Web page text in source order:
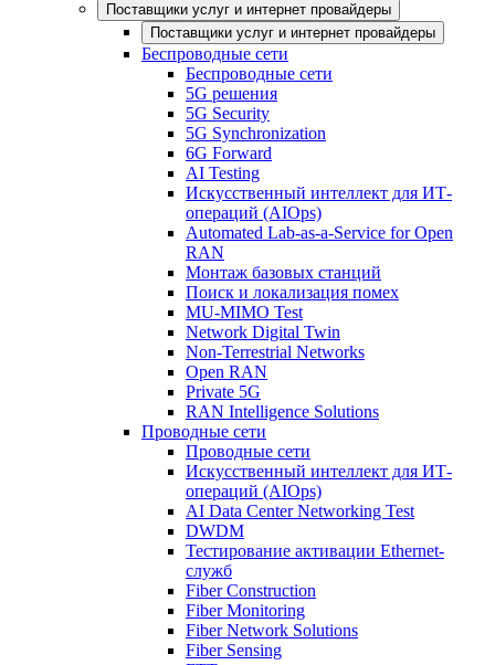
Поставщики услуг и интернет провайдеры
Поставщики услуг и интернет провайдеры
Беспроводные сети
Беспроводные сети
5G решения
5G Security
5G Synchronization
6G Forward
AI Testing
Искусственный интеллект для ИТ-
операций (AIOps)
Automated Lab-as-a-Service for Open
RAN
Монтаж базовых станций
Поиск и локализация помех
MU-MIMO Test
Network Digital Twin
Non-Terrestrial Networks
Open RAN
Private 5G
RAN Intelligence Solutions
Проводные сети
Проводные сети
Искусственный интеллект для ИТ-
операций (AIOps)
AI Data Center Networking Test
DWDM
Тестирование активации Ethernet-
служб
Fiber Construction
Fiber Monitoring
Fiber Network Solutions
Fiber Sensing